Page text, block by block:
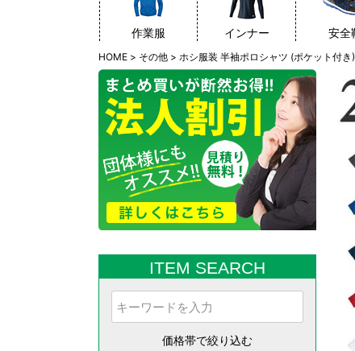
作業服 インナー 安全
HOME その他 ホシ服装 半袖ポロシャツ (ポケット付
ITEM SEARCH
価格帯で絞り込む